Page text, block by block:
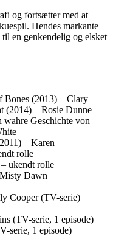
og fortsætter med at
Hendes markante
en genkendelig og elsket
Bones (2013) – Clary
(2014) – Rosie Dunne
Geschichte von
– Karen
rolle
ukendt rolle
Dawn
Cooper (TV-serie)
(TV-serie, 1 episode)
serie, 1 episode)